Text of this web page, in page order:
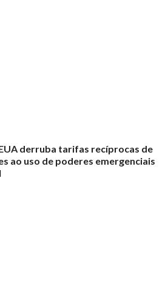
derruba tarifas recíprocas de
ao uso de poderes emergenciais